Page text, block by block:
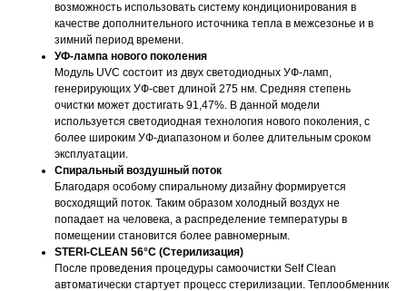
возможность использовать систему кондиционирования в
качестве дополнительного источника тепла в межсезонье и в
зимний период времени.
УФ-лампа нового поколения
Модуль UVC состоит из двух светодиодных УФ-ламп,
генерирующих УФ-свет длиной 275 нм. Средняя степень
очистки может достигать 91,47%. В данной модели
используется светодиодная технология нового поколения, с
более широким УФ-диапазоном и более длительным сроком
эксплуатации.
Спиральный воздушный поток
Благодаря особому спиральному дизайну формируется
восходящий поток. Таким образом холодный воздух не
попадает на человека, а распределение температуры в
помещении становится более равномерным.
STERI-CLEAN 56°C (Стерилизация)
После проведения процедуры самоочистки Self Clean
автоматически стартует процесс стерилизации. Теплообменник